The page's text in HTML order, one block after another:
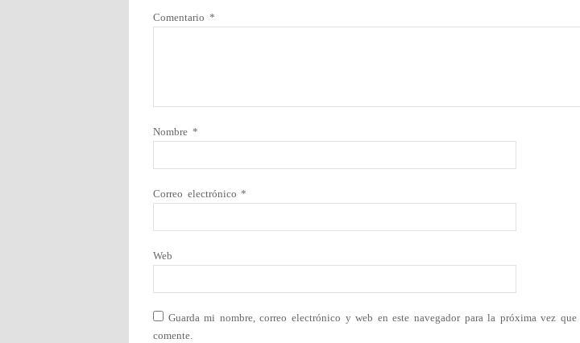
Comentario *
Nombre *
Correo electrónico*
Web
Guarda mi nombre, correo electrónico y web en este navegador para la próxima vez que
comente.